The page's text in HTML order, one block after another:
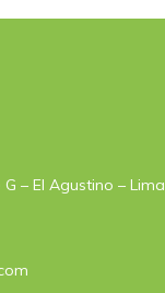
– El Agustino – Lima